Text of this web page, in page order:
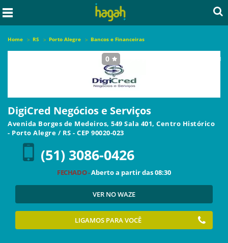
Home RS Porto Alegre Bancos e Financeiras
0 seja o primeiro a avaliar este local
DigiCred Negócios e Serviços
Avenida Borges de Medeiros, 549 Sala 401, Centro Histórico
- Porto Alegre / RS - CEP 90020-023
(51) 3086-0426
FECHADO -Aberto a partir das08:30
VER NO WAZE
LIGAMOS PARA VOCÊ